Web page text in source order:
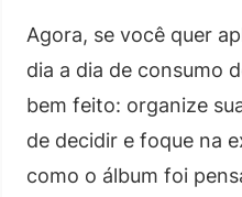
Agora, se você quer
dia a dia de consumo
bem feito: organize
de decidir e foque na
como o álbum foi